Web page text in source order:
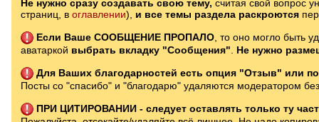
Не нужно сразу создавать свою тему, считая свой вопрос
страниц, в оглавлении), и все темы раздела раскроются
Если Ваше СООБЩЕНИЕ ПРОПАЛО, то оно могло быть
аватаркой выбрать вкладку "Сообщения" Не нужно
Для Ваших благодарностей есть опция "Отзыв" или
Посты со "спасибо" и "благодарю" удаляются модератором
ПРИ ЦИТИРОВАНИИ - следует оставлять только ту